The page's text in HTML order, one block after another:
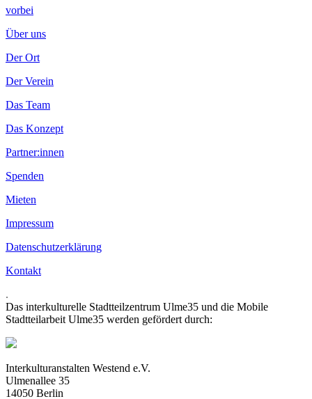
vorbei
Über uns
Der Ort
Der Verein
Das Team
Das Konzept
Partner:innen
Spenden
Mieten
Impressum
Datenschutzerklärung
Kontakt
.
Das interkulturelle Stadtteilzentrum Ulme35 und die Mobile
Stadtteilarbeit Ulme35 werden gefördert durch:
Interkulturanstalten Westend e.V.
Ulmenallee 35
14050 Berlin